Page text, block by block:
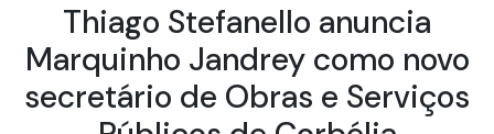
Thiago Stefanello anuncia
Marquinho Jandrey como novo
secretário de Obras e Serviços